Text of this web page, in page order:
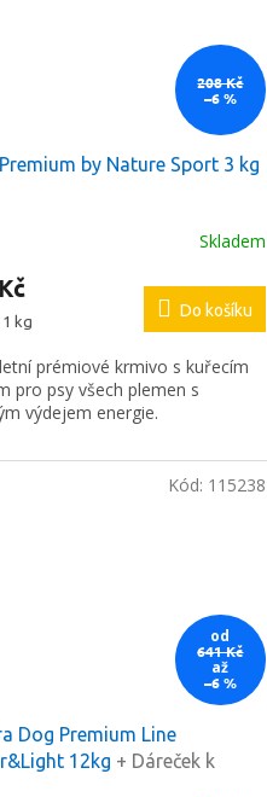
208 Kč
–6 %
by Nature Sport 3 kg
Skladem
kg
Do košíku
prémiové krmivo s kuřecím
pro psy všech plemen s
výdejem energie.
od
641 Kč
až
–6 %
Dog Premium Line
12kg + Dáreček k
Kód: 115238
nákup